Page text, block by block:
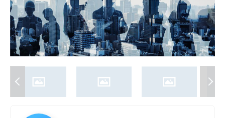
养老 非盈利组织